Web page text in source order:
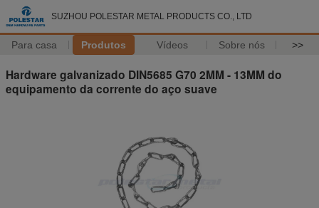
SUZHOU POLESTAR METAL PRODUCTS CO., LTD
Para casa Produtos Vídeos Sobre nós >>
Hardware galvanizado DIN5685 G70 2MM - 13MM do
equipamento da corrente do aço suave